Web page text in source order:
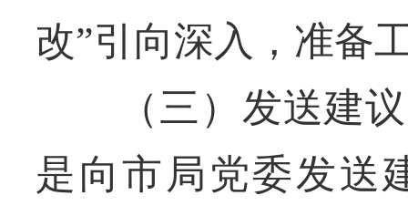
改”引向深入，准备
（三）发送建议
是向市局党委发送